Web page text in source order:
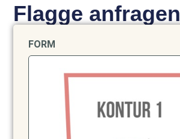
Flagge anfragen
FORM